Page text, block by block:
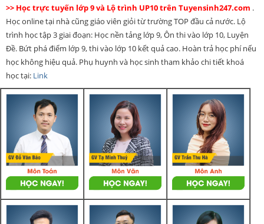
>> Học trực tuyến lớp 9 và Lộ trình UP10 trên Tuyensinh247.com .
Học online tại nhà cũng giáo viên giỏi từ trường TOP đầu cả nước. Lộ
trình học tập 3 giai đoạn: Học nền tảng lớp 9, Ôn thi vào lớp 10, Luyện
Đề. Bứt phá điểm lớp 9, thi vào lớp 10 kết quả cao. Hoàn trả học phí nếu
học không hiệu quả. Phụ huynh và học sinh tham khảo chi tiết khoá
học tại: Link